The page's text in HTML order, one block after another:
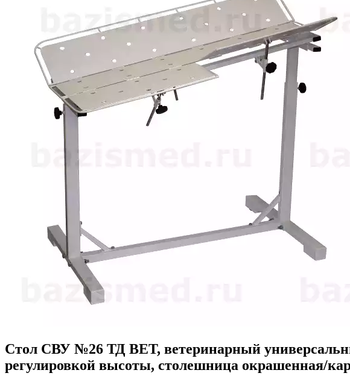
Стол СВУ №26 ТД ВЕТ, ветеринарный
регулировкой высоты, столешница окрашенная/